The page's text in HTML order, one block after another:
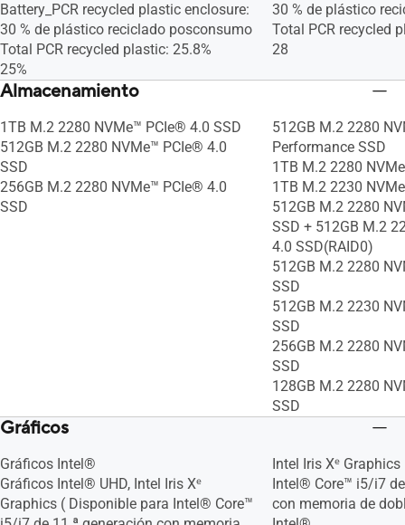
Battery_PCR recycled plastic enclosure:
30 % de plástico reciclado posconsumo
Total PCR recycled plastic: 25.8%
25%
30 % de plástico
Total PCR recycled
28
Almacenamiento
1TB M.2 2280 NVMe™ PCIe® 4.0 SSD
512GB M.2 2280 NVMe™ PCIe® 4.0
SSD
256GB M.2 2280 NVMe™ PCIe® 4.0
SSD
512GB M.2 2280
Performance SSD
1TB M.2 2280
1TB M.2 2230
512GB M.2 2280
SSD + 512GB M.2
4.0 SSD(RAID0)
512GB M.2 2280
SSD
512GB M.2 2230
SSD
256GB M.2 2280
SSD
128GB M.2 2280
SSD
Gráficos
Gráficos Intel®
Gráficos Intel® UHD, Intel Iris Xᵉ
Graphics ( Disponible para Intel® Core™
Intel Iris Xᵉ
Intel® Core™ i5/i7
con memoria de